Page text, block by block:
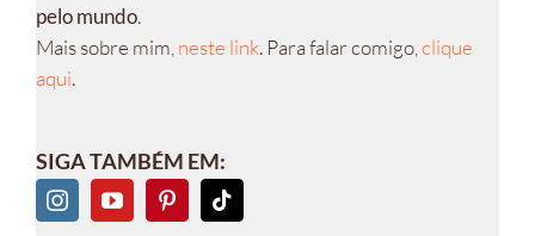
pelo mundo.
Mais sobre mim,neste link. Para falar comigo,clique
aqui.
SIGA TAMBÉM EM: